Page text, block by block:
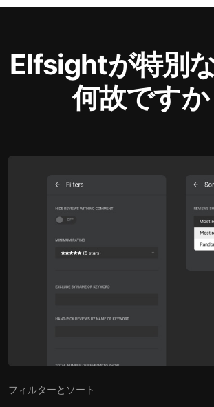
Elfsightが特別
何故ですか
フィルターとソート